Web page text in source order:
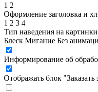
1 2
Оформление заголовка и
1 2 3 4
Тип наведения на картинки
Блеск Мигание Без
Информирование об
Отображать блок "Заказать